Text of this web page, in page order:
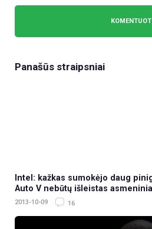
Panašūs straipsniai
Intel: kažkas sumokėjo daug
Auto V nebūtų išleistas
2013-10-09 16